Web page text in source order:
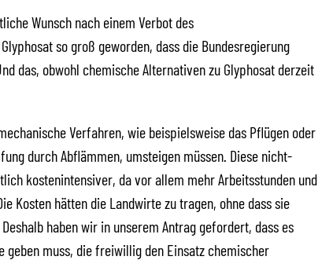
Wunsch nach einem Verbot des
so groß geworden, dass die Bundesregierung
das, obwohl chemische Alternativen zu Glyphosat derzeit
Verfahren, wie beispielsweise das Pflügen oder
durch Abflämmen, umsteigen müssen. Diese nicht-
kostenintensiver, da vor allem mehr Arbeitsstunden und
Kosten hätten die Landwirte zu tragen, ohne dass sie
haben wir in unserem Antrag gefordert, dass es
geben muss, die freiwillig den Einsatz chemischer